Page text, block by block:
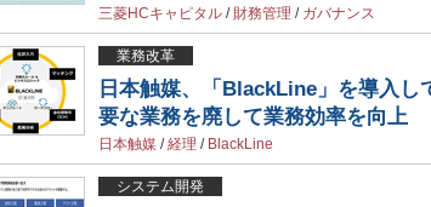
三菱HCキャピタル /財務管理 / ガバナンス
業務改革
日本触媒、「BlackLine」を導入
要な業務を廃して業務効率を向上
日本触媒 /経理 / BlackLine
システム開発